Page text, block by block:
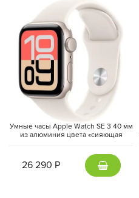
Умные часы Apple Watch SE 3 40 мм
из алюминия цвета «сияющая
«сияющая звезда» (S/M)
26 290 Р